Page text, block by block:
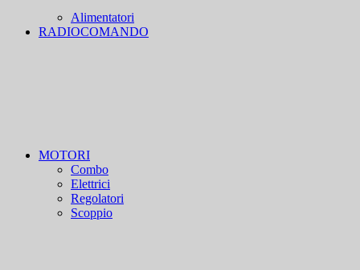
Alimentatori
RADIOCOMANDO
MOTORI
Combo
Elettrici
Regolatori
Scoppio